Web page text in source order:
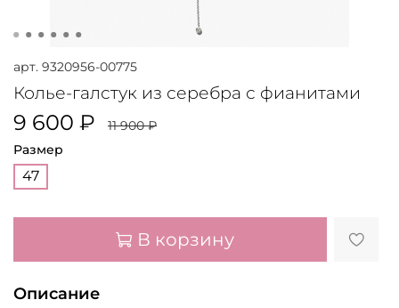
арт. 9320956-00775
Колье-галстук из серебра с фианитами
9 600 ₽
11 900 ₽
Размер
47
В корзину
Описание